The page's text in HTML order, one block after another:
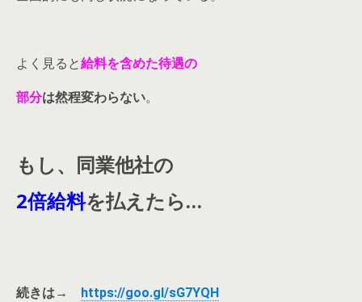
よく見ると給料を含めた待遇の
部分は然程変わらない。
もし、同業他社の
2倍給料を払えたら…
続きは→ https://goo.gl/sG7YQH